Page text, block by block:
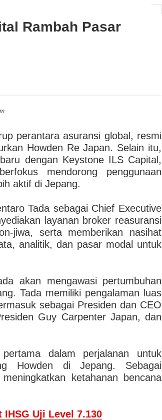
Rambah Pasar
perantara asuransi global, resmi
Howden Re Japan. Selain itu,
dengan Keystone ILS Capital,
mendorong penggunaan
aktif di Jepang.
Tada sebagai Chief Executive
layanan broker reasuransi
jiwa, serta memberikan nasihat
analitik, dan pasar modal untuk
akan mengawasi pertumbuhan
Tada memiliki pengalaman luas
sebagai Presiden dan CEO
Guy Carpenter Japan, dan
dalam perjalanan untuk
Howden di Jepang. Sebagai
ketahanan bencana
IHSG Uji Level 7.130